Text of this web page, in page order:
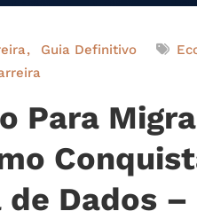
Guia Definitivo
Para
de Dados –